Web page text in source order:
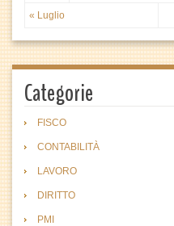
« Luglio
Categorie
FISCO
CONTABILITÀ
LAVORO
DIRITTO
PMI